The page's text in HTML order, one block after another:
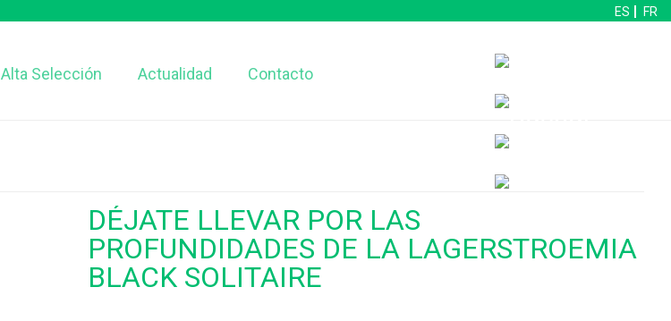
ES FR
Alta Selección Actualidad Contacto
DÉJATE LLEVAR POR LAS
PROFUNDIDADES DE LA LAGERSTROEMIA
BLACK SOLITAIRE